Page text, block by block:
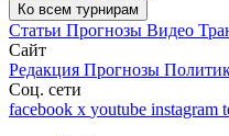
Ко всем турнирам
Статьи Прогнозы Видео
Сайт
Редакция Прогнозы
Соц. сети
facebook x youtube instagram